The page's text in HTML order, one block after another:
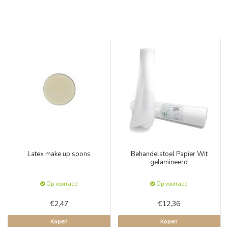
Latex make up spons
Op voorraad
€2,47
Kopen
Behandelstoel Papier Wit
gelamineerd
Op voorraad
€12,36
Kopen